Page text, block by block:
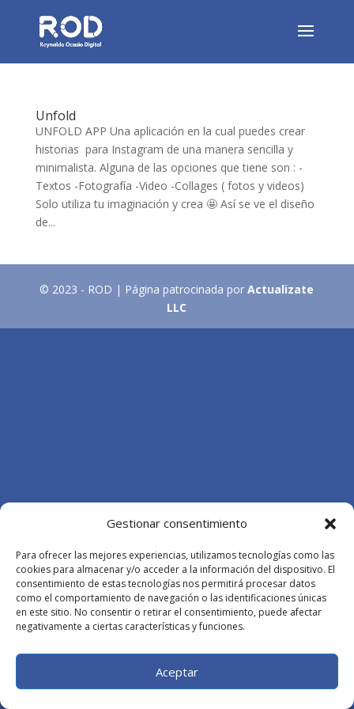
Gestionar consentimiento
Para ofrecer las mejores experiencias, utilizamos tecnologías como las
cookies para almacenar y/o acceder a la información del dispositivo. El
consentimiento de estas tecnologías nos permitirá procesar datos
como el comportamiento de navegación o las identificaciones únicas
en este sitio. No consentir o retirar el consentimiento, puede afectar
negativamente a ciertas características y funciones.
Aceptar
Unfold
UNFOLD APP Una aplicación en la cual puedes crear
historias para Instagram de una manera sencilla y
minimalista. Alguna de las opciones que tiene son : -
Textos -Fotografía -Video -Collages ( fotos y videos)
Solo utiliza tu imaginación y crea 🤩 Así se ve el diseño
de...
© 2023 - ROD | Página patrocinada porActualizate
LLC